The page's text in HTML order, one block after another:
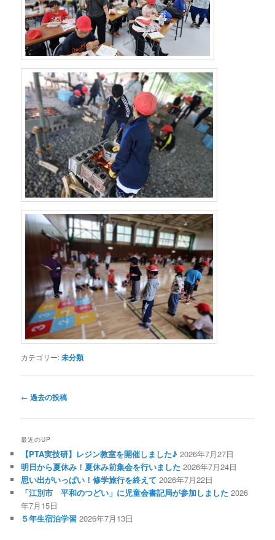
カテゴリー:未分類
投
ナ
ビ
ゲ
ー
シ
ョ
ン
← 過去の投稿
最近のUP
【PTA実技研】レジン教室を開催しました♪ 2026年7月27日
明日から夏休み！夏休み前集会を行いました 2026年7月24日
思い出がいっぱい！修学旅行を終えて 2026年7月22日
「江別市 平和のつどい」に児童会書記局が参加しました 2026
年7月15日
５年生宿泊学習 2026年7月13日